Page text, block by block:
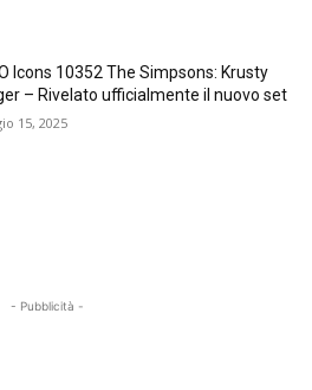
Icons 10352 The Simpsons: Krusty
– Rivelato ufficialmente il nuovo set
15, 2025
- Pubblicità -